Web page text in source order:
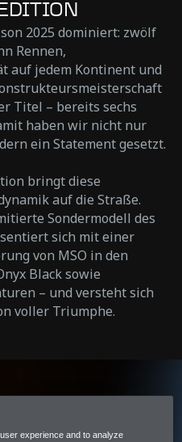
2025 dominiert: zwölf
Rennen,
auf jedem Kontinent und
Titel – bereits sechs
haben wir nicht nur
ein Statement gesetzt.
bringt diese
auf die Straße.
Sondermodell des
sich mit einer
von MSO in den
Black sowie
– und versteht sich
voller Triumphe.
experience and to analyze